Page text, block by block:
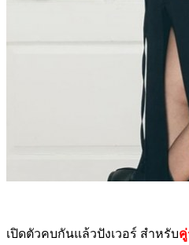
เปิดตัวคบกันแล้วปังเวอร์ สำหรับ